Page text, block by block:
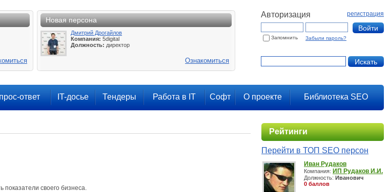
Новая персона
Дмитрий Дрогайлов
Компания: 5digital
Должность: директор
Ознакомиться
Авторизация регистрация
Запомнить Забыли пароль?
ответ IT-досье Тендеры Работа в IT Софт О проекте Библиотека SEO
своего бизнеса.
Рейтинги
Перейти в ТОП SEO персон
Иван Рудаков
Компания: ИП Рудаков И.И.
Должность: Иванович
0 баллов